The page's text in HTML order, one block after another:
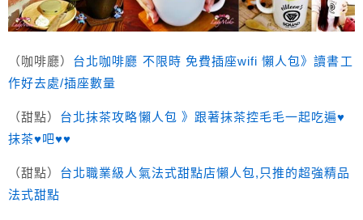
（咖啡廳） 台北咖啡廳 不限時 免費插座wifi 懶人包》讀書工
作好去處/插座數量
（甜點） 台北抹茶攻略懶人包 》跟著抹茶控毛毛一起吃遍♥
抹茶♥吧♥♥
（甜點） 台北職業級人氣法式甜點店懶人包,只推的超強精品
法式甜點